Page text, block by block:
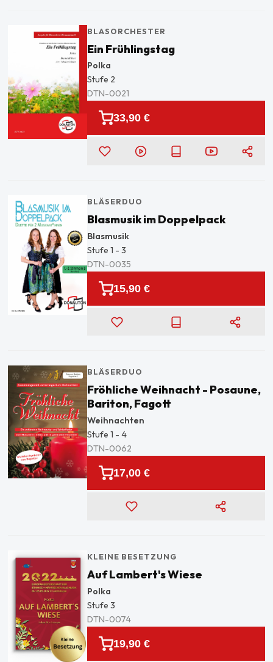
BLASORCHESTER
Ein Frühlingstag
Polka
Stufe 2
DTN-0021
33,90 €
BLÄSERDUO
Blasmusik im Doppelpack
Blasmusik
Stufe 1 - 3
DTN-0035
15,90 €
BLÄSERDUO
Fröhliche Weihnacht - Posaune,
Bariton, Fagott
Weihnachten
Stufe 1 - 4
DTN-0062
17,00 €
KLEINE BESETZUNG
Auf Lambert's Wiese
Polka
Stufe 3
DTN-0074
19,90 €